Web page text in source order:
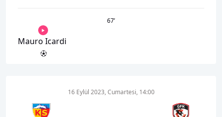
67’
Mauro Icardi
16 Eylül 2023, Cumartesi, 14:00